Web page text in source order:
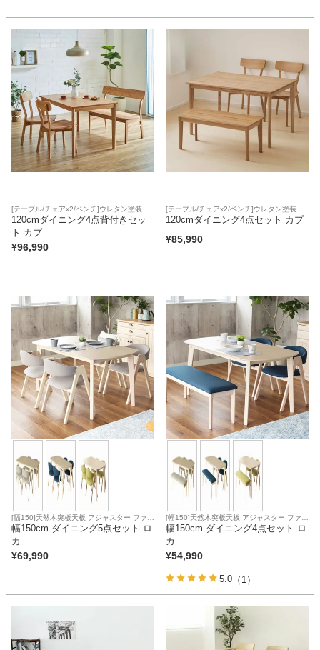
[テーブル/チェアx2/ベンチ]ウレタン塗装 天
然木突板天板 アジャスター 板座面
120cmダイニング4点背付きセッ
ト カプ
¥96,990
[テーブル/チェアx2/ベンチ]ウレタン塗装 天
然木突板天板 アジャスター 板座面
120cmダイニング4点セット カプ
¥85,990
[幅150]天然木突板天板 アジャスター ファブ
リック座面
幅150cm ダイニング5点セット ロ
カ
¥69,990
[幅150]天然木突板天板 アジャスター ファブ
リック座面
幅150cm ダイニング4点セット ロ
カ
¥54,990
5.0 （1）